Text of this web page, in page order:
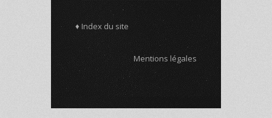
♦ Index du site
Mentions légales